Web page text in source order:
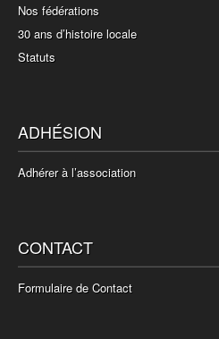
Nos fédérations
30 ans d’histoire locale
Statuts
ADHÉSION
Adhérer à l’association
CONTACT
Formulaire de Contact